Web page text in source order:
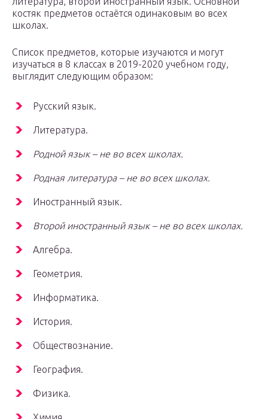
костяк предметов остаётся одинаковым во всех
школах.
Список предметов, которые изучаются и могут
изучаться в 8 классах в 2019-2020 учебном году,
выглядит следующим образом:
Русский язык.
Литература.
Родной язык – не во всех школах.
Родная литература – не во всех школах.
Иностранный язык.
Второй иностранный язык – не во всех школах.
Алгебра.
Геометрия.
Информатика.
История.
Обществознание.
География.
Физика.